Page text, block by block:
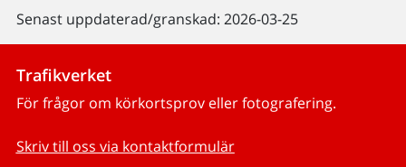
Senast uppdaterad/granskad: 2026-03-25
Trafikverket
För frågor om körkortsprov eller fotografering.
Skriv till oss via kontaktformulär